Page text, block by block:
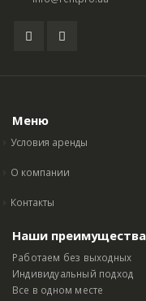
Меню
Условия аренды
О компании
Контакты
Наши преимущества
Работаем без выходных
Индивидуальный подход
Все в одном месте